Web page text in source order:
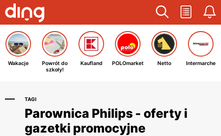
Wakacje
Powrót do
szkoły!
Kaufland POLOmarket Netto Intermarche
TAGI
Parownica Philips - oferty i
gazetki promocyjne